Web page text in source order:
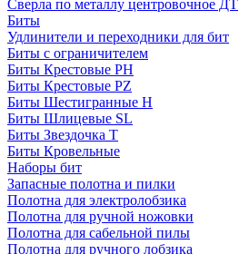
Сверла по металлу центровочное ДТ
Биты
Удлинители и переходники для бит
Биты с ограничителем
Биты Крестовые PH
Биты Крестовые PZ
Биты Шестигранные H
Биты Шлицевые SL
Биты Звездочка T
Биты Кровельные
Наборы бит
Запасные полотна и пилки
Полотна для электролобзика
Полотна для ручной ножовки
Полотна для сабельной пилы
Полотна для ручного лобзика